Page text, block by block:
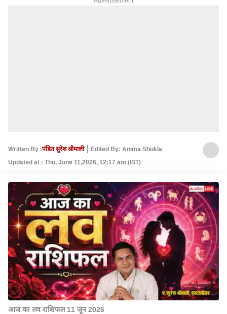
Written By :पंडित सुरेश श्रीमाली
Edited By: Anima Shukla
Updated at : Thu, June 11,2026, 12:17 am (IST)
आज का लव राशिफल 11 जून 2026